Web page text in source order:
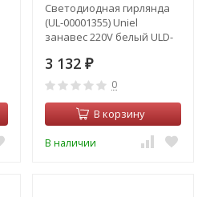
Светодиодная гирлянда
(UL-00001355) Uniel
занавес 220V белый ULD-
3 132 ₽
0
В корзину
В наличии